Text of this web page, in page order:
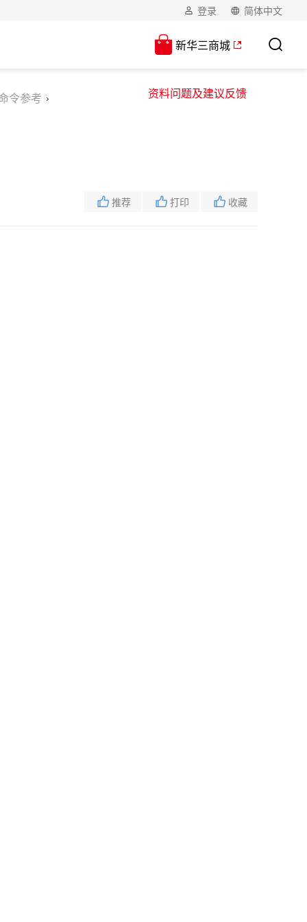
登录 简体中文
新华三商城
资料问题及建议反馈
令参考
收藏
打印
推荐